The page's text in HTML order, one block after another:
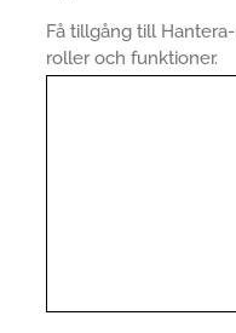
Få tillgång till
roller och funktioner.